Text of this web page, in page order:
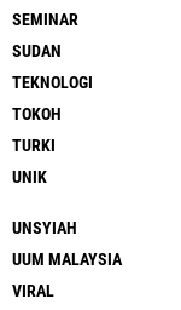
SEMINAR
SUDAN
TEKNOLOGI
TOKOH
TURKI
UNIK
UNSYIAH
UUM MALAYSIA
VIRAL